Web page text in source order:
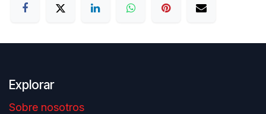
Explorar
Sobre nosotros